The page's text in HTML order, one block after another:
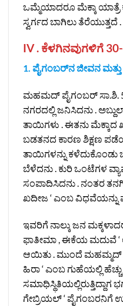
ಒಮ್ಮೆಯಾದರೂ ಮೆಕ್ಕಾ ಯಾತ್ರೆ
ಸ್ವರ್ಗದ ಬಾಗಿಲು ತೆರೆಯುತ್ತದೆ .
IV . ಕೆಳಗಿನವುಗಳಿಗೆ 30-
1. ಪೈಗಂಬರ್‌ನ ಜೀವನ
ಮಹಮದ್ ಪೈಗಂಬರ್ ಸಾ.ಶಿ.
ನಗರದಲ್ಲಿ ಜನಿಸಿದನು .
ತಾಯಿಗಳು . ಈತನು ಮೆಕ್ಕಾದ
ಬಡತನದ ಕಾರಣ ಶಿಕ್ಷಣ
ತಾಯಿಗಳನ್ನು ಕಳೆದುಕೊಂಡು
ಬೆಳೆದನು . ಕುರಿ ಒಂಟೆಗಳ
ಸಂಪಾದಿಸಿದನು . ನಂತರ
ಖದೀಜ ‘ ಎಂಬ
ಇವರಿಗೆ ನಾಲ್ಕು ಜನ
ಫಾತೀಮಾ , ಈಕೆಯ ಮದುವೆ
ಆಯಿತು . ಮುಂದೆ ಮಹಮ್ಮದ್
ಹಿರಾ ‘ ಎಂಬ ಗುಹೆಯಲ್ಲಿ
ಗೇಬ್ರಿಯಲ್ ‘ ಪೈಗಂಬರನಿಗೆ